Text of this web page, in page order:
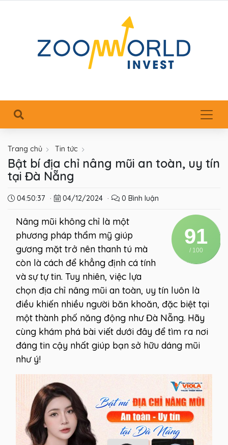
Trang chủ Tin tức
Bật bí địa chỉ nâng mũi an toàn, uy tín
tại Đà Nẵng
04:50:37 · 04/12/2024 · 0 Bình luận
91
/ 100
Nâng mũi không chỉ là một
phương pháp thẩm mỹ giúp
gương mặt trở nên thanh tú mà
còn là cách để khẳng định cá tính
và sự tự tin. Tuy nhiên, việc lựa
chọn địa chỉ nâng mũi an toàn, uy tín luôn là
điều khiến nhiều người băn khoăn, đặc biệt tại
một thành phố năng động như Đà Nẵng. Hãy
cùng khám phá bài viết dưới đây để tìm ra nơi
đáng tin cậy nhất giúp bạn sở hữu dáng mũi
như ý!